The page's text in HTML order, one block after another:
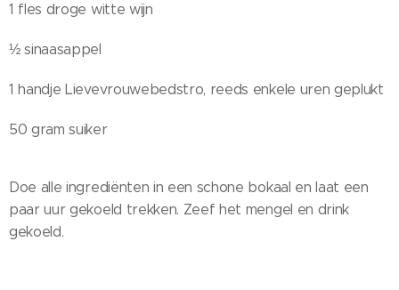
1 fles droge witte wijn
½ sinaasappel
1 handje Lievevrouwebedstro, reeds enkele uren geplukt
50 gram suiker
Doe alle ingrediënten in een schone bokaal en laat een
paar uur gekoeld trekken. Zeef het mengel en drink
gekoeld.